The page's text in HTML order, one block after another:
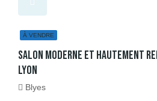
À VENDRE
Salon Moderne Et Hautement
Lyon
Blyes